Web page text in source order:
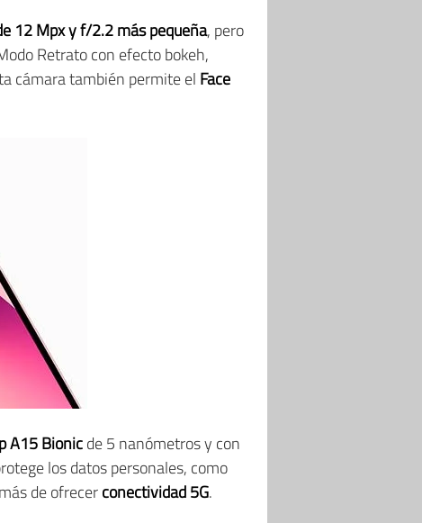
12 Mpx y f/2.2 más pequeña, pero
Retrato con efecto bokeh,
cámara también permite el Face
A15 Bionicde 5 nanómetros y con
los datos personales, como
de ofrecerconectividad 5G.